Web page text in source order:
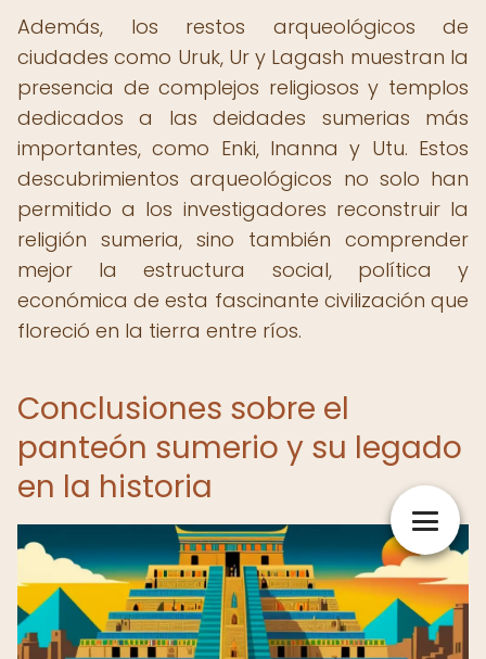
Además, los restos arqueológicos de
ciudades como Uruk, Ur y Lagash muestran la
presencia de complejos religiosos y templos
dedicados a las deidades sumerias más
importantes, como Enki, Inanna y Utu. Estos
descubrimientos arqueológicos no solo han
permitido a los investigadores reconstruir la
religión sumeria, sino también comprender
mejor la estructura social, política y
económica de esta fascinante civilización que
floreció en la tierra entre ríos.
Conclusiones sobre el
panteón sumerio y su legado
en la historia